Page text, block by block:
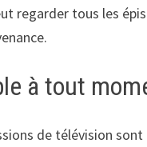
regarder tous les
à tout
de télévision sont